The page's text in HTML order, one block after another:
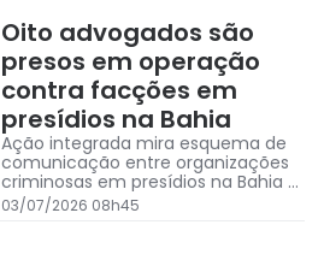
Oito advogados são
presos em operação
contra facções em
presídios na Bahia
Ação integrada mira esquema de
comunicação entre organizações
criminosas em presídios na Bahia e
cumpre mandados em Salvador e
outras cinco cidades
03/07/2026 08h45